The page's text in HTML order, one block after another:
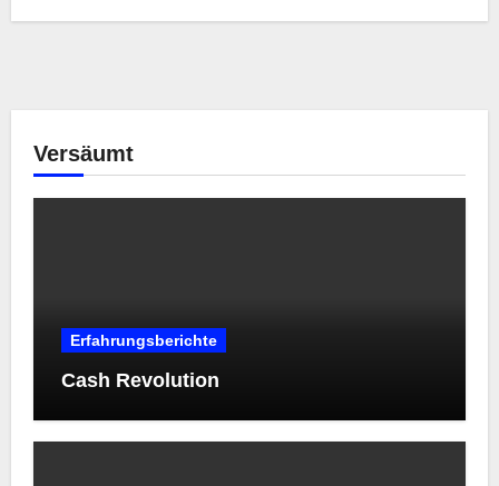
Versäumt
Erfahrungsberichte
Cash Revolution